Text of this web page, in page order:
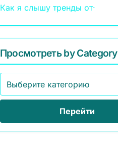
Как я слышу тренды от·
Просмотреть by Category
Перейти